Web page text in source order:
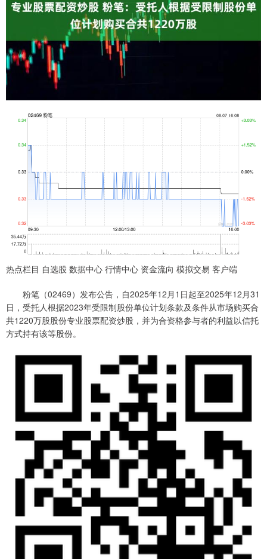
热点栏目 自选股 数据中心 行情中心 资金流向 模拟交易 客户端
粉笔（02469）发布公告，自2025年12月1日起至2025年12月31
日，受托人根据2023年受限制股份单位计划条款及条件从市场购买合
共1220万股股份专业股票配资炒股，并为合资格参与者的利益以信托
方式持有该等股份。